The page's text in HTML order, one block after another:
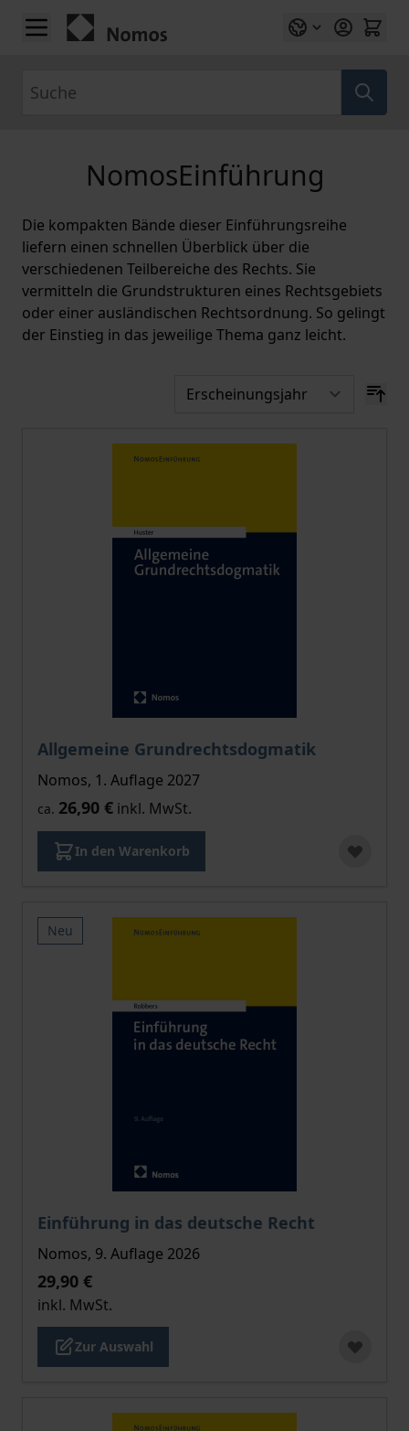
Zum Inhalt springen
NomosEinführung
Die kompakten Bände dieser Einführungsreihe
liefern einen schnellen Überblick über die
verschiedenen Teilbereiche des Rechts. Sie
vermitteln die Grundstrukturen eines Rechtsgebiets
oder einer ausländischen Rechtsordnung. So gelingt
der Einstieg in das jeweilige Thema ganz leicht.
Allgemeine Grundrechtsdogmatik
Nomos, 1. Auflage 2027
ca. 26,90 € inkl. MwSt.
In den Warenkorb
Einführung in das deutsche Recht
Neu
Der Preis dieses Titels richtet sich nach der
Nomos, 9. Auflage 2026
29,90 €
inkl. MwSt.
Zur Auswahl